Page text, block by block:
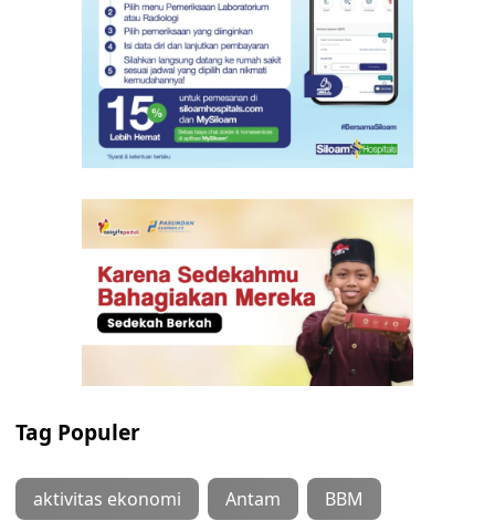
Tag Populer
aktivitas ekonomi Antam BBM